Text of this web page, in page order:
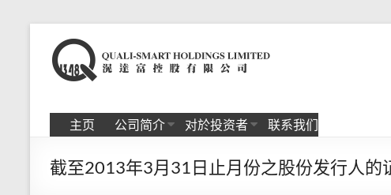
content
滉
达
富
控
股
主页
公司简介 对於投资者 联系我们
截至2013年3月31日止月份之股份发行人的